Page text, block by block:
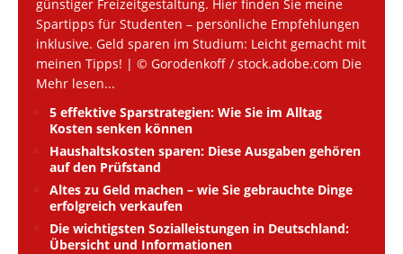
günstiger Freizeitgestaltung. Hier finden Sie meine
Spartipps für Studenten – persönliche Empfehlungen
inklusive. Geld sparen im Studium: Leicht gemacht mit
meinen Tipps! | © Gorodenkoff / stock.adobe.com Die
Mehr lesen...
5 effektive Sparstrategien: Wie Sie im Alltag
Kosten senken können
Haushaltskosten sparen: Diese Ausgaben gehören
auf den Prüfstand
Altes zu Geld machen – wie Sie gebrauchte Dinge
erfolgreich verkaufen
Die wichtigsten Sozialleistungen in Deutschland:
Übersicht und Informationen